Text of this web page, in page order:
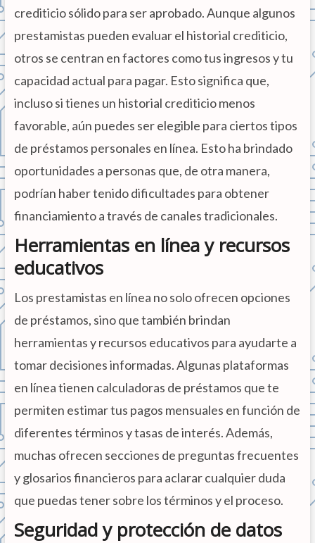
crediticio sólido para ser aprobado. Aunque algunos
prestamistas pueden evaluar el historial crediticio,
otros se centran en factores como tus ingresos y tu
capacidad actual para pagar. Esto significa que,
incluso si tienes un historial crediticio menos
favorable, aún puedes ser elegible para ciertos tipos
de préstamos personales en línea. Esto ha brindado
oportunidades a personas que, de otra manera,
podrían haber tenido dificultades para obtener
financiamiento a través de canales tradicionales.
Herramientas en línea y recursos
educativos
Los prestamistas en línea no solo ofrecen opciones
de préstamos, sino que también brindan
herramientas y recursos educativos para ayudarte a
tomar decisiones informadas. Algunas plataformas
en línea tienen calculadoras de préstamos que te
permiten estimar tus pagos mensuales en función de
diferentes términos y tasas de interés. Además,
muchas ofrecen secciones de preguntas frecuentes
y glosarios financieros para aclarar cualquier duda
que puedas tener sobre los términos y el proceso.
Seguridad y protección de datos